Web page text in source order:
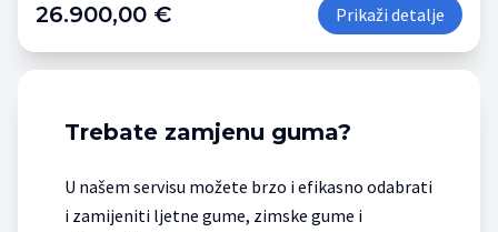
26.900,00 € Prikaži detalje
Trebate zamjenu guma?
U našem servisu možete brzo i efikasno odabrati
i zamijeniti ljetne gume, zimske gume i